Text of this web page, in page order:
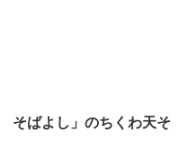
そばよし」のちくわ天そ